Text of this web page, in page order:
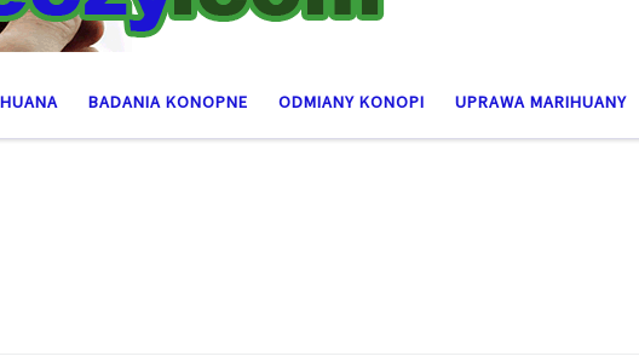
BADANIA KONOPNE ODMIANY KONOPI UPRAWA MARIHUANY